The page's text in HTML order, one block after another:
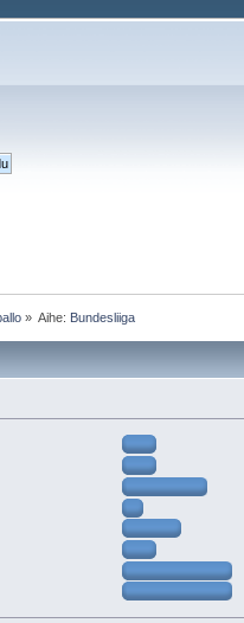
» Aihe: Bundesliiga